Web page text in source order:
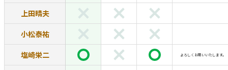
上田晴夫
小松泰祐
塩崎栄二 よろしくお願いいたします。